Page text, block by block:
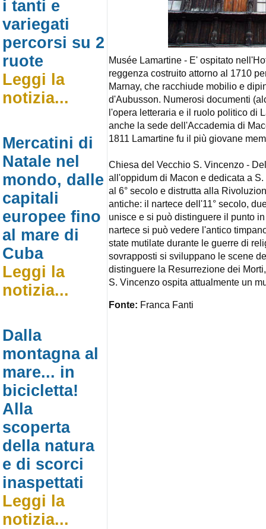
i tanti e
variegati
percorsi su 2
ruote
Leggi la
notizia...
Mercatini di
Natale nel
mondo, dalle
capitali
europee fino
al mare di
Cuba
Leggi la
notizia...
Dalla
montagna al
mare... in
bicicletta!
Alla
scoperta
della natura
e di scorci
inaspettati
Leggi la
notizia...
Musée Lamartine - E' ospitato
reggenza costruito attorno al 1710
Marnay, che racchiude mobilio e
d'Aubusson. Numerosi documenti
l'opera letteraria e il ruolo politico di
anche la sede dell'Accademia di
1811 Lamartine fu il più giovane
Chiesa del Vecchio S. Vincenzo -
all'oppidum di Macon e dedicata a
al 6° secolo e distrutta alla
antiche: il nartece dell'11° secolo,
unisce e si può distinguere il punto
nartece si può vedere l'antico
state mutilate durante le guerre di
sovrapposti si sviluppano le scene
distinguere la Resurrezione dei
S. Vincenzo ospita attualmente un
Fonte: Franca Fanti